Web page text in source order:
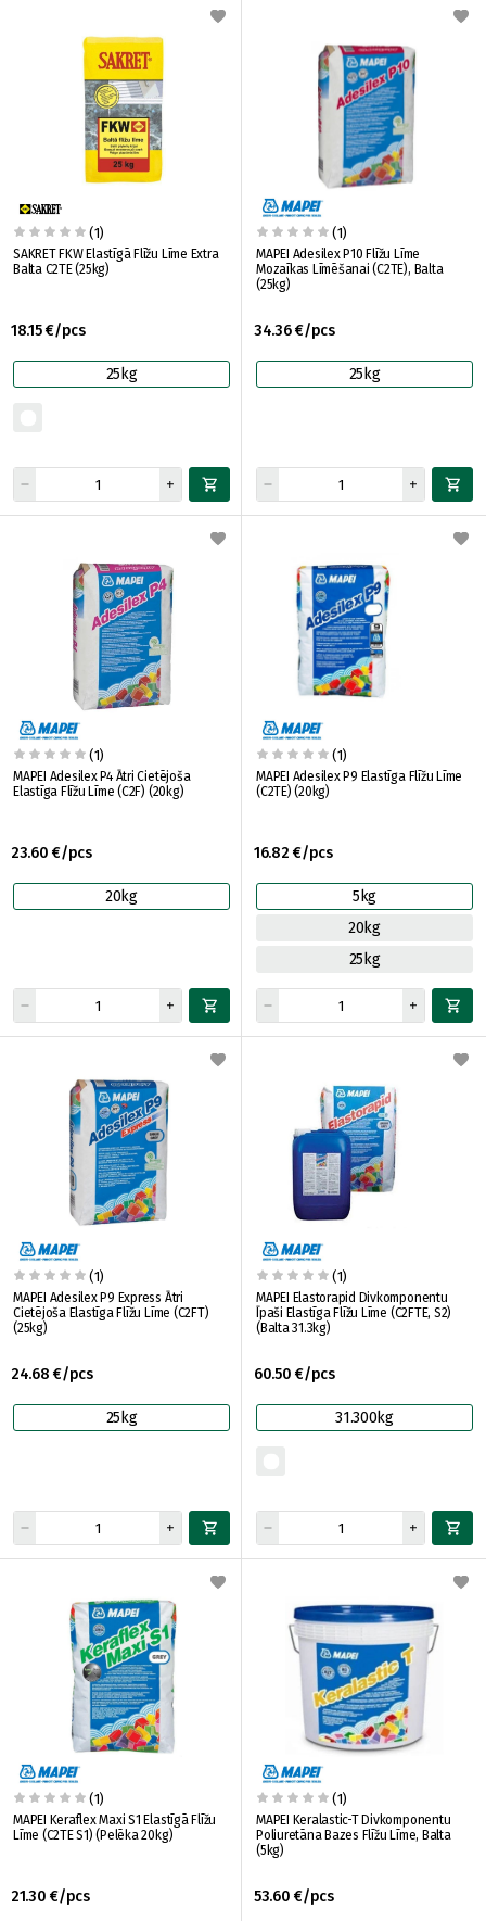
(1)
SAKRET FKW Elastīgā Flīžu Līme Extra
Balta C2TE (25kg)
18.15 €/pcs
25kg
(1)
MAPEI Adesilex P10 Flīžu Līme
Mozaīkas Līmēšanai (C2TE), Balta
(25kg)
34.36 €/pcs
25kg
(1)
MAPEI Adesilex P4 Ātri Cietējoša
Elastīga Flīžu Līme (C2F) (20kg)
23.60 €/pcs
20kg
(1)
MAPEI Adesilex P9 Elastīga Flīžu Līme
(C2TE) (20kg)
16.82 €/pcs
5kg
20kg
25kg
(1)
MAPEI Adesilex P9 Express Ātri
Cietējoša Elastīga Flīžu Līme (C2FT)
(25kg)
24.68 €/pcs
25kg
(1)
MAPEI Elastorapid Divkomponentu
Īpaši Elastīga Flīžu Līme (C2FTE, S2)
(Balta 31.3kg)
60.50 €/pcs
31.300kg
(1)
MAPEI Keraflex Maxi S1 Elastīgā Flīžu
Līme (C2TE S1) (Pelēka 20kg)
21.30 €/pcs
(1)
MAPEI Keralastic-T Divkomponentu
Poliuretāna Bazes Flīžu Līme, Balta
(5kg)
53.60 €/pcs